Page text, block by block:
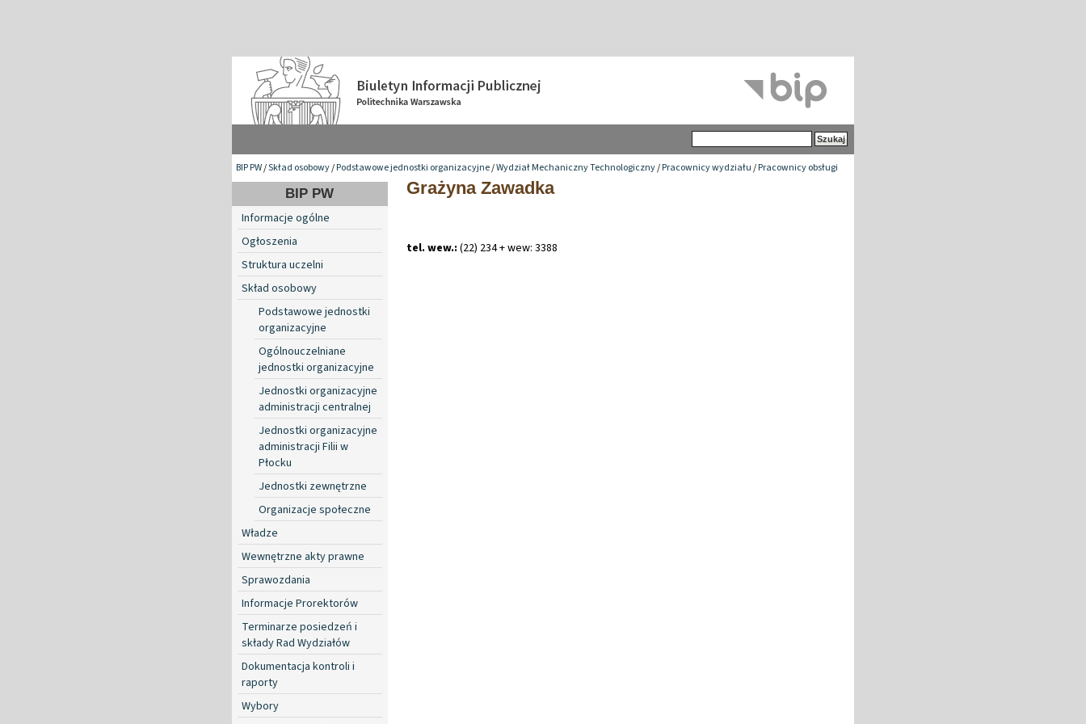
BIP PW/Skład osobowy/Podstawowe jednostki organizacyjne/Wydział Mechaniczny Technologiczny/Pracownicy wydziału/Pracownicy obsługi
BIP PW
Informacje ogólne
Ogłoszenia
Struktura uczelni
Skład osobowy
Podstawowe jednostki
organizacyjne
Ogólnouczelniane
jednostki organizacyjne
Jednostki organizacyjne
administracji centralnej
Jednostki organizacyjne
administracji Filii w
Płocku
Jednostki zewnętrzne
Organizacje społeczne
Władze
Wewnętrzne akty prawne
Sprawozdania
Informacje Prorektorów
Terminarze posiedzeń i
składy Rad Wydziałów
Dokumentacja kontroli i
raporty
Wybory
Grażyna Zawadka
tel. wew.: (22) 234 + wew: 3388